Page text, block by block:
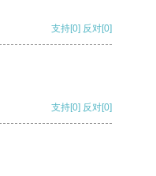
支持[0] 反对[0]
支持[0] 反对[0]